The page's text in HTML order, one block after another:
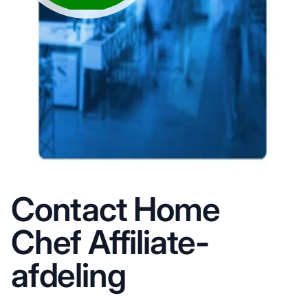
Contact Home
Chef Affiliate-
afdeling